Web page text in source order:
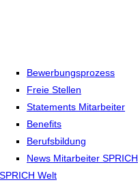
Bewerbungsprozess
Freie Stellen
Statements Mitarbeiter
Benefits
Berufsbildung
News Mitarbeiter SPRICH
SPRICH Welt